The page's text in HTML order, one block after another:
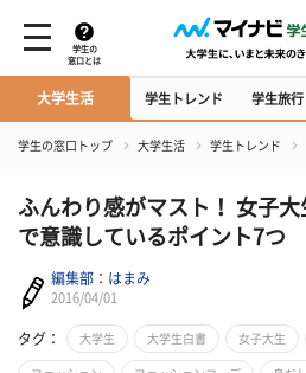
学生の
窓口とは
大学生活 学生トレンド 学生旅行
学生の窓口トップ 大学生活 学生トレンド
ふんわり感がマスト！ 女子
で意識しているポイント7つ
編集部：はまみ
2016/04/01
タグ： 大学生 大学生白書 女子大生